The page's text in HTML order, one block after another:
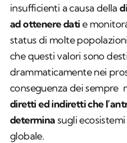
insufficienti a causa della
ad ottenere dati e
status di molte
che questi valori sono
drammaticamente nei
conseguenza dei sempre
diretti ed indiretti che
determina sugli
globale.